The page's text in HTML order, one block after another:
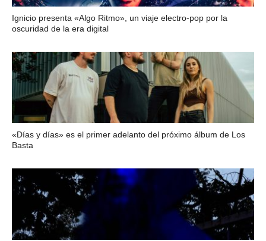
Ignicio presenta «Algo Ritmo», un viaje electro-pop por la
oscuridad de la era digital
«Días y días» es el primer adelanto del próximo álbum de Los
Basta